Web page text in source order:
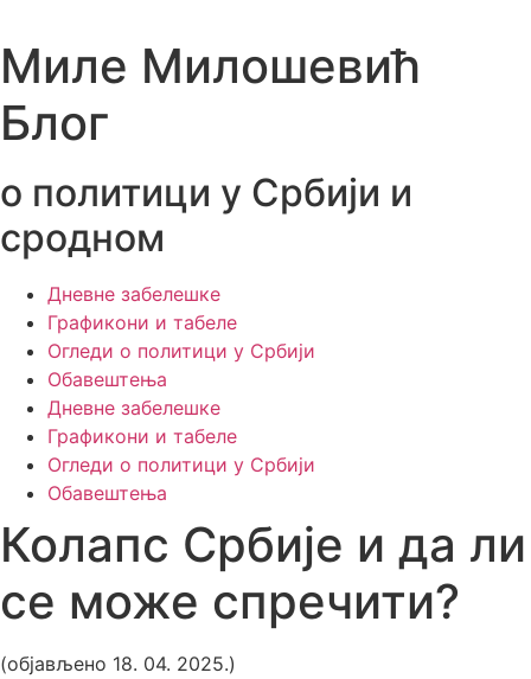
content
Миле Милошевић
Блог
о политици у Србији и
сродном
Дневне забелешке
Графикони и табеле
Огледи о политици у Србији
Обавештења
Дневне забелешке
Графикони и табеле
Огледи о политици у Србији
Обавештења
Колапс Србије и да ли
се може спречити?
(објављено 18. 04. 2025.)